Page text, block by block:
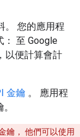
。 您的應用程
： 至 Google
以便計算會計
金鑰 。 應用程
鑰， 他們可以使用